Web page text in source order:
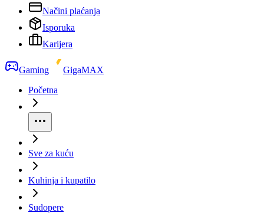
Načini plaćanja
Isporuka
Karijera
Gaming
GigaMAX
Početna
Sve za kuću
Kuhinja i kupatilo
Sudopere